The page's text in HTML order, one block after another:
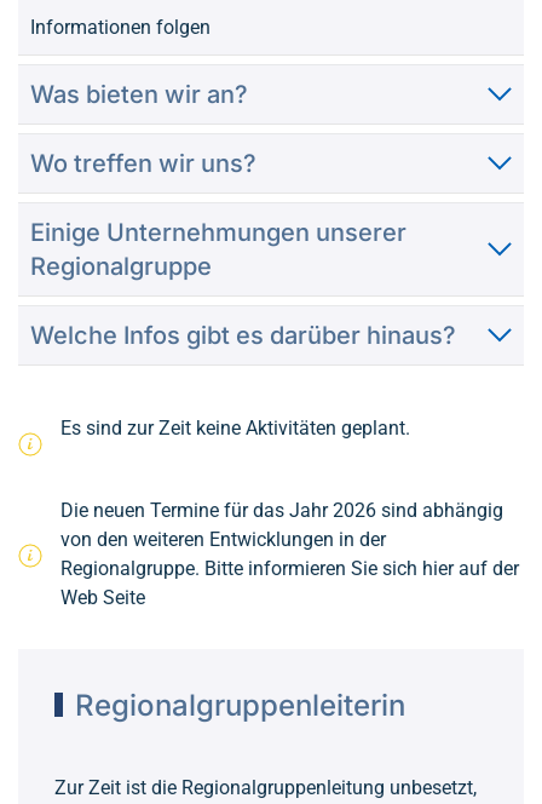
Informationen folgen
Was bieten wir an?
Wo treffen wir uns?
Einige Unternehmungen unserer
Regionalgruppe
Welche Infos gibt es darüber hinaus?
Es sind zur Zeit keine Aktivitäten geplant.
Die neuen Termine für das Jahr 2026 sind abhängig
von den weiteren Entwicklungen in der
Regionalgruppe. Bitte informieren Sie sich hier auf der
Web Seite
Regionalgruppenleiterin
Zur Zeit ist die Regionalgruppenleitung unbesetzt,